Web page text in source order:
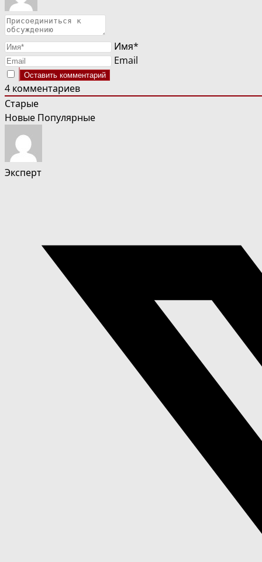
Имя*
Email
4 комментариев
Старые
Новые Популярные
Эксперт